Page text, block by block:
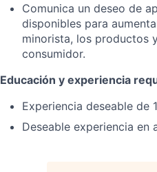
Comunica un deseo de
disponibles para
minorista, los productos
consumidor.
Educación y experiencia
Experiencia deseable de
Deseable experiencia en